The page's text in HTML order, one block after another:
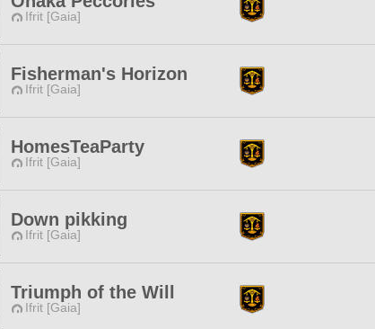
Ifrit [Gaia]
Fisherman's Horizon
Ifrit [Gaia]
HomesTeaParty
Ifrit [Gaia]
Down pikking
Ifrit [Gaia]
Triumph of the Will
Ifrit [Gaia]